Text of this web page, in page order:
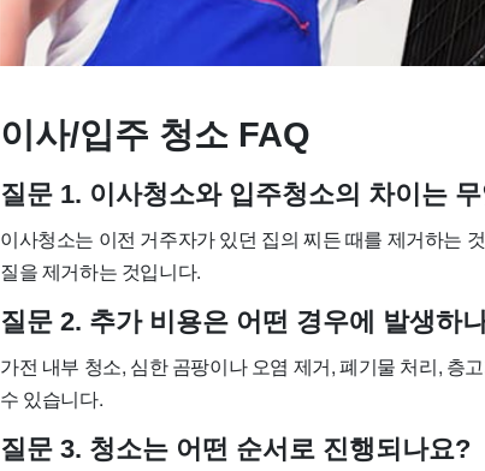
이사/입주 청소 FAQ
질문 1. 이사청소와 입주청소의 차이는
이사청소는 이전 거주자가 있던 집의 찌든 때를 제거하는
질을 제거하는 것입니다.
질문 2. 추가 비용은 어떤 경우에 발생하
가전 내부 청소, 심한 곰팡이나 오염 제거, 폐기물 처리, 층
수 있습니다.
질문 3. 청소는 어떤 순서로 진행되나요?